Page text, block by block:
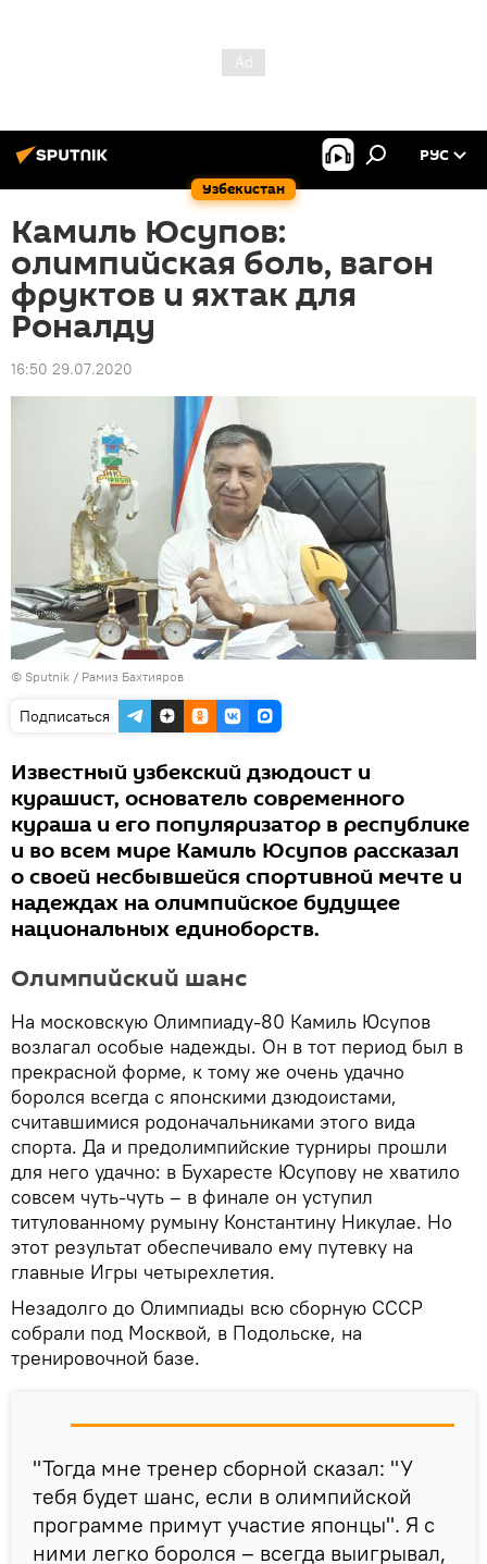
Узбекистан
РУС
Камиль Юсупов:
олимпийская боль, вагон
фруктов и яхтак для
Роналду
16:50 29.07.2020
© Sputnik / Рамиз Бахтияров
Подписаться
Известный узбекский дзюдоист и
курашист, основатель современного
кураша и его популяризатор в республике
и во всем мире Камиль Юсупов рассказал
о своей несбывшейся спортивной мечте и
надеждах на олимпийское будущее
национальных единоборств.
Олимпийский шанс
На московскую Олимпиаду-80 Камиль Юсупов
возлагал особые надежды. Он в тот период был в
прекрасной форме, к тому же очень удачно
боролся всегда с японскими дзюдоистами,
считавшимися родоначальниками этого вида
спорта. Да и предолимпийские турниры прошли
для него удачно: в Бухаресте Юсупову не хватило
совсем чуть-чуть – в финале он уступил
титулованному румыну Константину Никулае. Но
этот результат обеспечивало ему путевку на
главные Игры четырехлетия.
Незадолго до Олимпиады всю сборную СССР
собрали под Москвой, в Подольске, на
тренировочной базе.
"Тогда мне тренер сборной сказал: "У
тебя будет шанс, если в олимпийской
программе примут участие японцы". Я с
ними легко боролся – всегда выигрывал,